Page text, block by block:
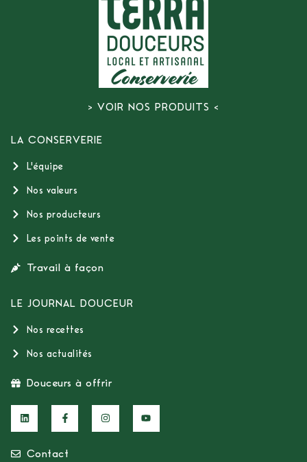
> VOIR NOS PRODUITS <
LA CONSERVERIE
L'équipe
Nos valeurs
Nos producteurs
Les points de vente
Travail à façon
LE JOURNAL DOUCEUR
Nos recettes
Nos actualités
Douceurs à offrir
Contact